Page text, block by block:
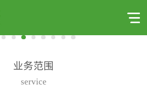
业务范围
service